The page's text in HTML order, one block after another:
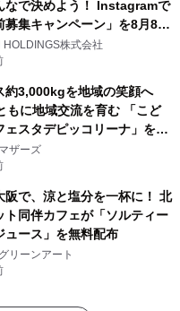
なで決めよう！ Instagramで
募集キャンペーン」を8月8日
催
HOLDINGS株式会社
約3,000kgを地域の笑顔へ
もに地域交流を育む 「こど
ェスタデピッコリーナ」を9
)開催
ザーズ
阪で、涼と塩分を一杯に！ 北
ト同伴カフェが「ソルティー
ュース」を無料配布
リーンアート